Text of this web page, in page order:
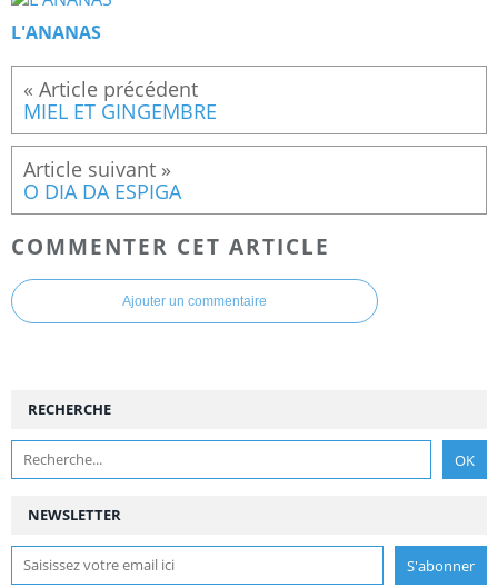
L'ANANAS
MIEL ET GINGEMBRE
O DIA DA ESPIGA
COMMENTER CET ARTICLE
Ajouter un commentaire
NEWSLETTER
RECHERCHE